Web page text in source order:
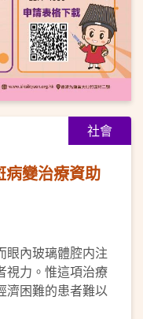
社會
病變治療資助
眼內玻璃體腔内注
視力。惟這項治療
濟困難的患者難以